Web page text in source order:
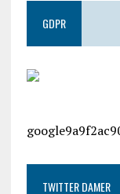
GDPR
TWITTER DAMER